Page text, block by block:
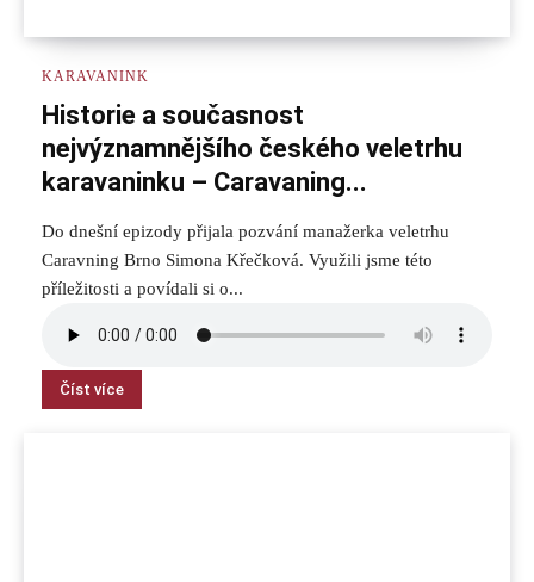
KARAVANINK
Historie a současnost
nejvýznamnějšího českého veletrhu
karavaninku – Caravaning...
Do dnešní epizody přijala pozvání manažerka veletrhu
Caravning Brno Simona Křečková. Využili jsme této
příležitosti a povídali si o...
Číst více